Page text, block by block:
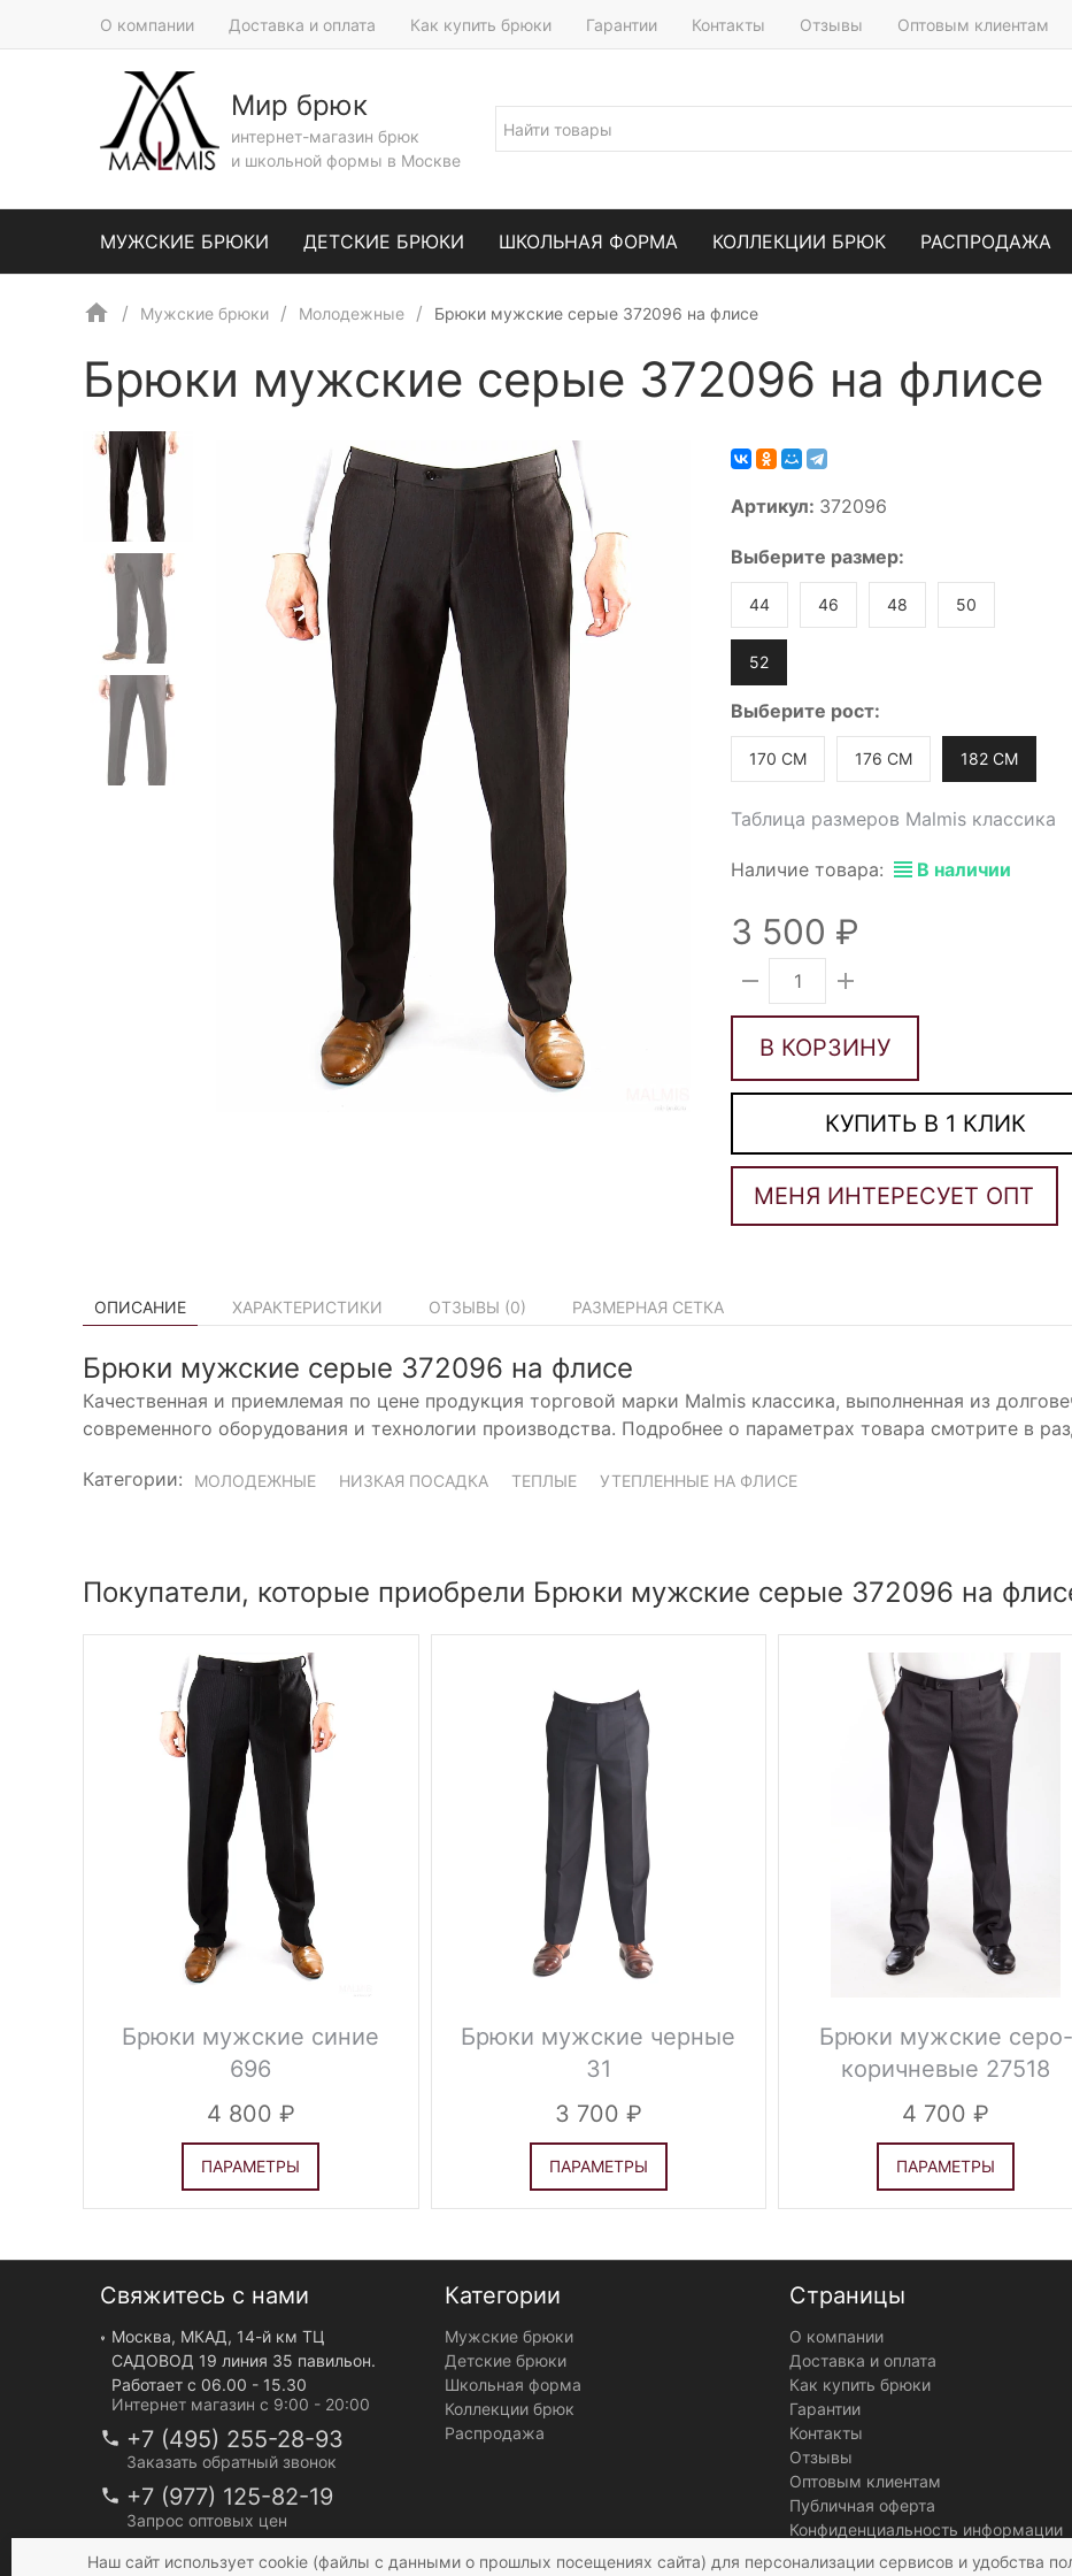
О компании Доставка и оплата Как купить брюки Гарантии Контакты Отзывы Оптовым клиентам
Мир брюк
интернет-магазин брюк
и школьной формы в Москве
МУЖСКИЕ БРЮКИ ДЕТСКИЕ БРЮКИ ШКОЛЬНАЯ ФОРМА КОЛЛЕКЦИИ БРЮК РАСПРОДАЖА
Мужские брюки Молодежные Брюки мужские серые 372096 на флисе
Брюки мужские серые 372096 на флисе
Артикул: 372096
Выберите размер:
44 46 48 50
52
Выберите рост:
170 СМ 176 СМ 182 СМ
Таблица размеров Malmis классика
Наличие товара: В наличии
3 500
В КОРЗИНУ
КУПИТЬ В 1 КЛИК
ОПИСАНИЕ ХАРАКТЕРИСТИКИ ОТЗЫВЫ (0) РАЗМЕРНАЯ СЕТКА
Брюки мужские серые 372096 на флисе
Качественная и приемлемая по цене продукция торговой марки Malmis классика, выполненная из
современного оборудования и технологии производства. Подробнее о параметрах товара смотрите в
Категории: МОЛОДЕЖНЫЕ НИЗКАЯ ПОСАДКА ТЕПЛЫЕ УТЕПЛЕННЫЕ НА ФЛИСЕ
Покупатели, которые приобрели Брюки мужские серые 372096 на
Брюки мужские синие
696
4 800
ПАРАМЕТРЫ
Брюки мужские черные
31
3 700
ПАРАМЕТРЫ
Брюки мужские серо-
коричневые 27518
4 700
ПАРАМЕТРЫ
Свяжитесь с нами
Москва, МКАД, 14-й км ТЦ
САДОВОД 19 линия 35 павильон.
Работает с 06.00 - 15.30
Интернет магазин с 9:00 - 20:00
+7 (495) 255-28-93
Заказать обратный звонок
+7 (977) 125-82-19
Запрос оптовых цен
info@mir-bruk.ru
Категории
Мужские брюки
Детские брюки
Школьная форма
Коллекции брюк
Распродажа
Страницы
О компании
Доставка и оплата
Как купить брюки
Гарантии
Контакты
Отзывы
Оптовым клиентам
Публичная оферта
Конфиденциальность информации
Наш сайт использует cookie (файлы с данными о прошлых посещениях сайта) для персонализации сервисов и удобства